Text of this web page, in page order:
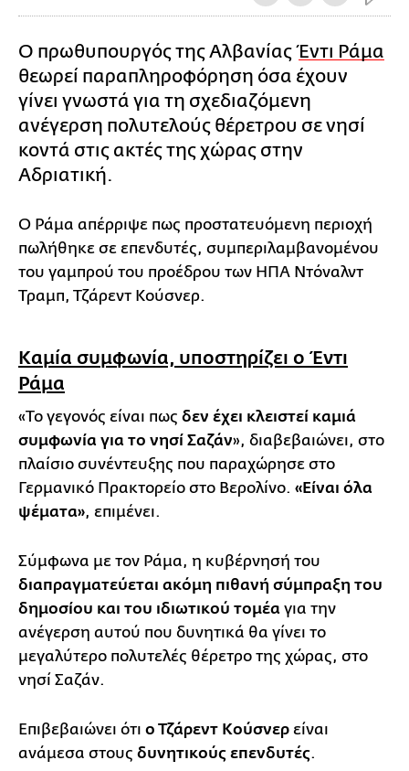
Ο πρωθυπουργός της ΑλβανίαςΈντι Ράμα
θεωρεί παραπληροφόρηση όσα έχουν
γίνει γνωστά για τη σχεδιαζόμενη
ανέγερση πολυτελούς θέρετρου σε νησί
κοντά στις ακτές της χώρας στην
Αδριατική.
Ο Ράμα απέρριψε πως προστατευόμενη περιοχή
πωλήθηκε σε επενδυτές, συμπεριλαμβανομένου
του γαμπρού του προέδρου των ΗΠΑ Ντόναλντ
Τραμπ, Τζάρεντ Κούσνερ.
Καμία συμφωνία, υποστηρίζει ο Έντι
Ράμα
«Το γεγονός είναι πως δεν έχει κλειστεί καμιά
συμφωνία για το νησί Σαζάν», διαβεβαιώνει, στο
πλαίσιο συνέντευξης που παραχώρησε στο
Γερμανικό Πρακτορείο στο Βερολίνο. «Είναι όλα
ψέματα», επιμένει.
Σύμφωνα με τον Ράμα, η κυβέρνησή του
διαπραγματεύεται ακόμη πιθανή σύμπραξη του
δημοσίου και του ιδιωτικού τομέα για την
ανέγερση αυτού που δυνητικά θα γίνει το
μεγαλύτερο πολυτελές θέρετρο της χώρας, στο
νησί Σαζάν.
Επιβεβαιώνει ότι ο Τζάρεντ Κούσνερ είναι
ανάμεσα στους δυνητικούς επενδυτές.